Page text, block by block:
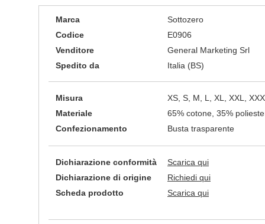
Marca
Sottozero
Codice
E0906
Venditore
General Marketing Srl
Spedito da
Italia (BS)
Misura
XS, S, M, L, XL, XXL,
Materiale
65% cotone, 35%
Confezionamento
Busta trasparente
Dichiarazione conformità
Scarica qui
Dichiarazione di origine
Richiedi qui
Scheda prodotto
Scarica qui